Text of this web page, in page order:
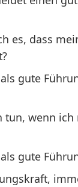
es, dass
gute
tun, wenn
gute